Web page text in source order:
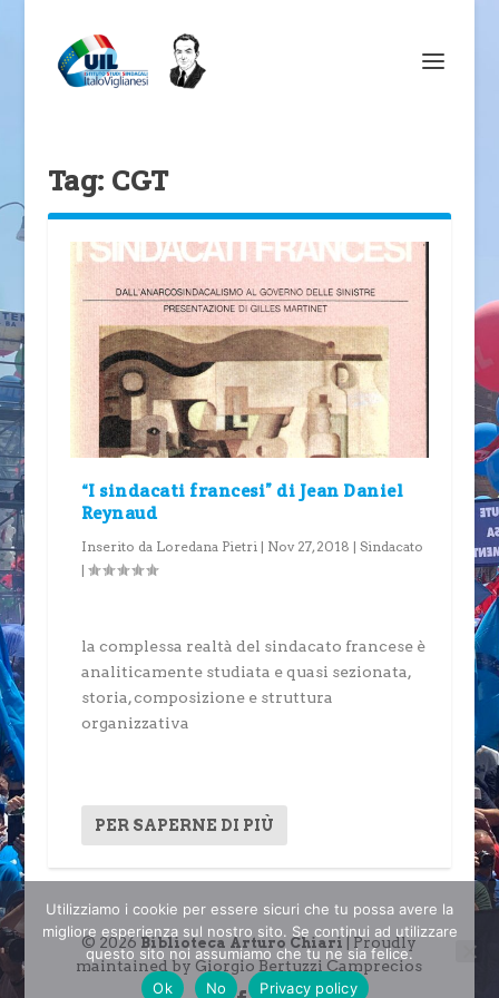
Tag: CGT
“I sindacati francesi” di Jean Daniel
Reynaud
Inserito da Loredana Pietri | Nov 27, 2018 | Sindacato
|
la complessa realtà del sindacato francese è
analiticamente studiata e quasi sezionata,
storia, composizione e struttura
organizzativa
PER SAPERNE DI PIÙ
© 2026 Biblioteca Arturo Chiari| Proudly
maintained by Giorgio Bertuzzi Camprecios
Utilizziamo i cookie per essere sicuri che tu possa avere la
migliore esperienza sul nostro sito. Se continui ad utilizzare
questo sito noi assumiamo che tu ne sia felice.
Ok
No Privacy policy